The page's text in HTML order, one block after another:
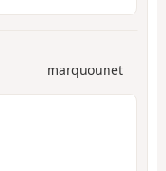
marquounet